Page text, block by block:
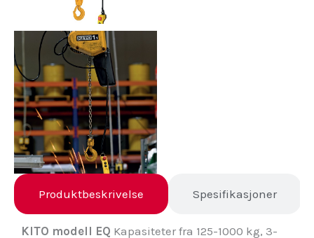
Produktbeskrivelse Spesifikasjoner
KITO modell EQ Kapasiteter fra 125-1000 kg, 3-